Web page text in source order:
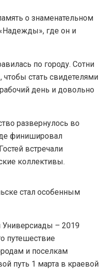
о знаменательном
где он и
по городу. Сотни
стать свидетелями
день и довольно
развернулось во
финишировал
встречали
коллективы.
стал особенным
Универсиады – 2019
путешествие
и поселкам
путь 1 марта в краевой